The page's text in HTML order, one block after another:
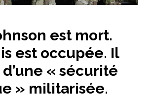
est mort.
est occupée. Il
d’une « sécurité
» militarisée.